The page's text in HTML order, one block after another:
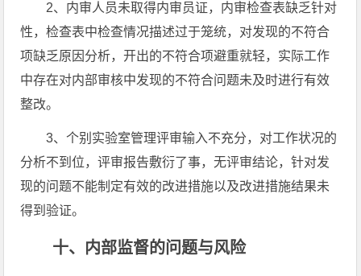
2、内审人员未取得内审员证，内审检查表缺乏针对
性，检查表中检查情况描述过于笼统，对发现的不符合
项缺乏原因分析，开出的不符合项避重就轻，实际工作
中存在对内部审核中发现的不符合问题未及时进行有效
整改。
3、个别实验室管理评审输入不充分，对工作状况的
分析不到位，评审报告敷衍了事，无评审结论，针对发
现的问题不能制定有效的改进措施以及改进措施结果未
得到验证。
十、内部监督的问题与风险